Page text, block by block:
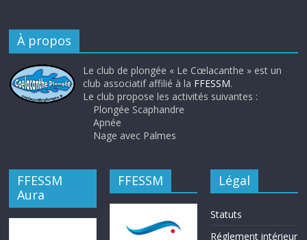
À propos
Le club de plongée « Le Cœlacanthe » est un
club associatif affilié à la FFESSM.
Le club propose les activités suivantes :
Plongée Scaphandre
Apnée
Nage avec Palmes
FFESSM
Aura
FFESSM Légal
Statuts
Réglement intérieur